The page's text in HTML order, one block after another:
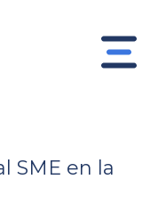
SME en la